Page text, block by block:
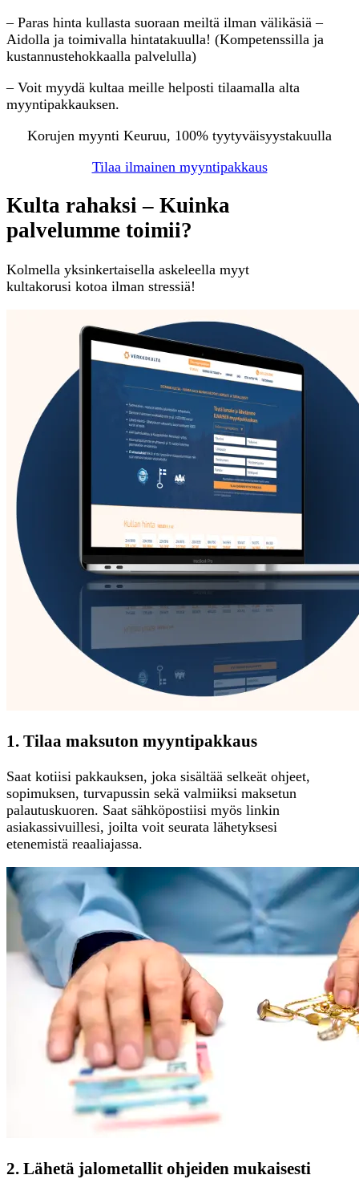
– Paras hinta kullasta suoraan meiltä ilman välikäsiä –
Aidolla ja toimivalla hintatakuulla! (Kompetenssilla ja
kustannustehokkaalla palvelulla)
– Voit myydä kultaa meille helposti tilaamalla alta
myyntipakkauksen.
Korujen myynti Keuruu, 100% tyytyväisyystakuulla
Tilaa ilmainen myyntipakkaus
Kulta rahaksi – Kuinka
palvelumme toimii?
Kolmella yksinkertaisella askeleella myyt
kultakorusi kotoa ilman stressiä!
1. Tilaa maksuton myyntipakkaus
Saat kotiisi pakkauksen, joka sisältää selkeät ohjeet,
sopimuksen, turvapussin sekä valmiiksi maksetun
palautuskuoren. Saat sähköpostiisi myös linkin
asiakassivuillesi, joilta voit seurata lähetyksesi
etenemistä reaaliajassa.
2. Lähetä jalometallit ohjeiden mukaisesti